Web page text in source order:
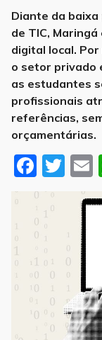
Diante da
de TIC,
digital local.
o setor privado
as estudantes
profissionais
referências,
orçamentárias.
F
a
c
e
b
o
o
k
T
w
te
r